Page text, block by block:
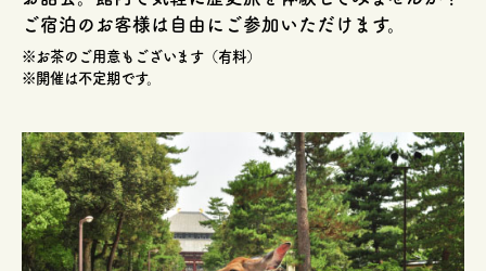
ご宿泊のお客様は自由にご参加いただけます。
※お茶のご用意もございます（有料）
※開催は不定期です。